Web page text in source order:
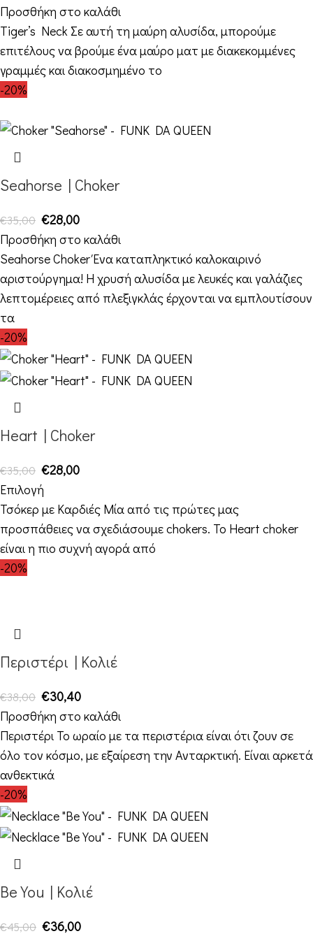
Προσθήκη στο καλάθι
Tiger’s Neck Σε αυτή τη μαύρη αλυσίδα, μπορούμε
επιτέλους να βρούμε ένα μαύρο ματ με διακεκομμένες
γραμμές και διακοσμημένο το
-20%
Seahorse | Choker
€35,00 €28,00
Προσθήκη στο καλάθι
Seahorse Choker Ένα καταπληκτικό καλοκαιρινό
αριστούργημα! Η χρυσή αλυσίδα με λευκές και γαλάζιες
λεπτομέρειες από πλεξιγκλάς έρχονται να εμπλουτίσουν
τα
-20%
Heart | Choker
€35,00 €28,00
Επιλογή
Τσόκερ με Καρδιές Μία από τις πρώτες μας
προσπάθειες να σχεδιάσουμε chokers. Το Heart choker
είναι η πιο συχνή αγορά από
-20%
Περιστέρι | Κολιέ
€38,00 €30,40
Προσθήκη στο καλάθι
Περιστέρι Το ωραίο με τα περιστέρια είναι ότι ζουν σε
όλο τον κόσμο, με εξαίρεση την Ανταρκτική. Είναι αρκετά
ανθεκτικά
-20%
Be You | Κολιέ
€45,00 €36,00